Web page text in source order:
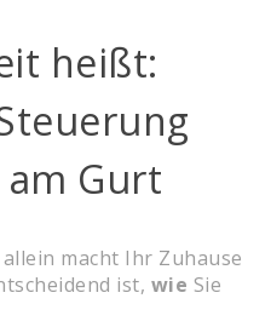
heißt:
Gurt
macht Ihr Zuhause
ist, wie Sie